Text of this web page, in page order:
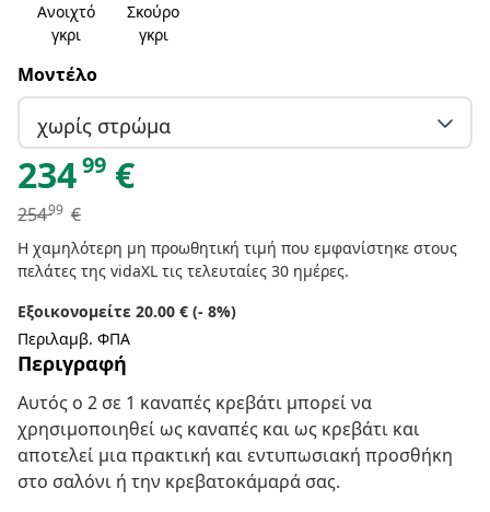
Ανοιχτό
γκρι
Σκούρο
γκρι
Μοντέλο
χωρίς στρώμα
23499 €
25499 €
Η χαμηλότερη μη προωθητική τιμή που εμφανίστηκε στους
πελάτες της vidaXL τις τελευταίες 30 ημέρες.
Εξοικονομείτε 20.00 € (- 8%)
Περιλαμβ. ΦΠΑ
Περιγραφή
Αυτός ο 2 σε 1 καναπές κρεβάτι μπορεί να
χρησιμοποιηθεί ως καναπές και ως κρεβάτι και
αποτελεί μια πρακτική και εντυπωσιακή προσθήκη
στο σαλόνι ή την κρεβατοκάμαρά σας.